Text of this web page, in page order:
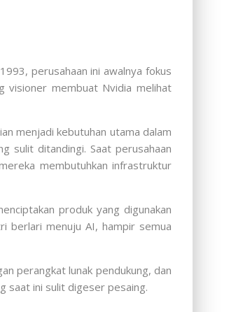
perusahaan ini awalnya fokus
visioner membuat Nvidia melihat
menjadi kebutuhan utama dalam
sulit ditandingi. Saat perusahaan
membutuhkan infrastruktur
produk yang digunakan
berlari menuju AI, hampir semua
perangkat lunak pendukung, dan
saat ini sulit digeser pesaing.